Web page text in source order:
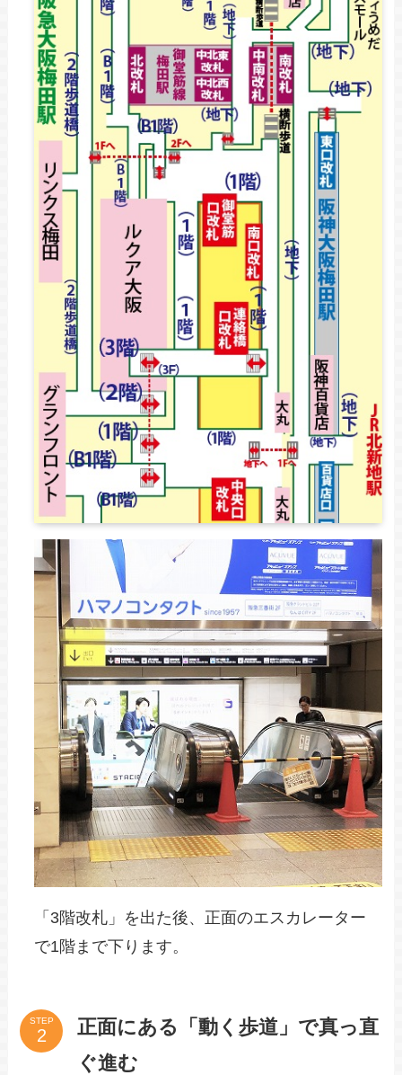
「3階改札」を出た後、正面のエスカレーター
で1階まで下ります。
STEP
正面にある「動く歩道」で真っ直
ぐ進む